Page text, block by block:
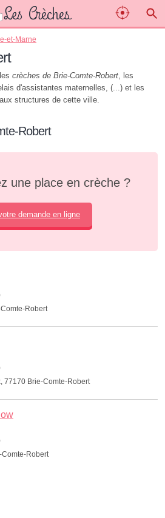
et-Marne
crèches de Brie-Comte-Robert, les
d'assistantes maternelles, (...) et les
structures de cette ville.
Robert
une place en crèche ?
demande en ligne
Robert
77170 Brie-Comte-Robert
Robert